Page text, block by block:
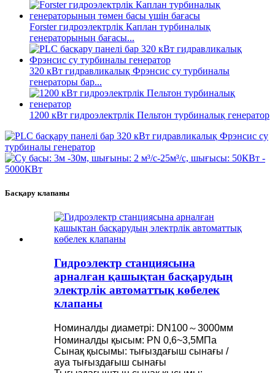
Forster гидроэлектрлік Каплан турбиналық
генераторының бағасы...
320 кВт гидравликалық Фрэнсис су турбиналы
генераторы бар...
1200 кВт гидроэлектрлік Пельтон турбиналық генератор
Басқару клапаны
Гидроэлектр станциясына
арналған қашықтан басқарудың
электрлік автоматтық көбелек
клапаны
Номиналды диаметрі: DN100～3000мм
Номиналды қысым: PN 0,6~3,5МПа
Сынақ қысымы: тығыздағыш сынағы /
ауа тығыздағыш сынағы